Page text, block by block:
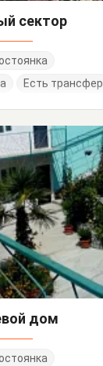
сектор
Есть трансфер
дом